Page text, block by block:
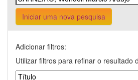
Iniciar uma nova pesquisa
Adicionar filtros:
Utilizar filtros para refinar o resultado